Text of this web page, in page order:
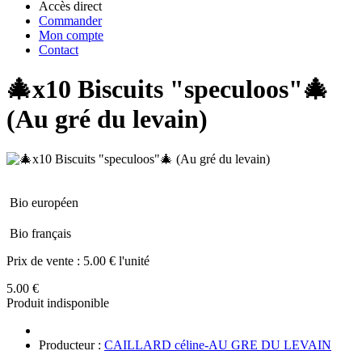
Accès direct
Commander
Mon compte
Contact
🎄x10 Biscuits "speculoos"🎄
(Au gré du levain)
Bio européen
Bio français
Prix de vente : 5.00 € l'unité
5.00 €
Produit indisponible
Producteur : CAILLARD céline-AU GRE DU LEVAIN